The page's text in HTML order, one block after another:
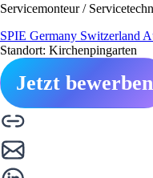
Servicemonteur /
SPIE Germany Switzerland
Standort: Kirchenpingarten
Jetzt bewerben